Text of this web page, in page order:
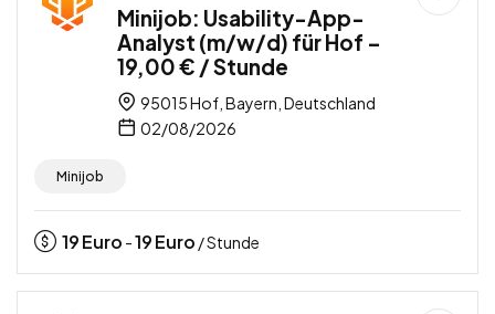
Minijob: Usability-App-
Analyst (m/w/d) für Hof –
19,00 € / Stunde
95015 Hof, Bayern, Deutschland
02/08/2026
Minijob
19Euro -19Euro / Stunde